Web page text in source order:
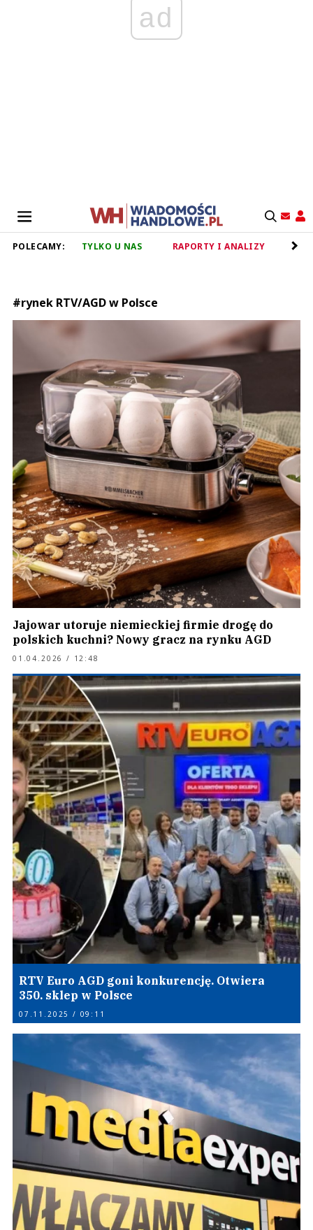
ad
POLECAMY: TYLKO U NAS RAPORTY I ANALIZY
#rynek RTV/AGD w Polsce
Jajowar utoruje niemieckiej firmie drogę do
polskich kuchni? Nowy gracz na rynku AGD
01.04.2026 / 12:48
RTV Euro AGD goni konkurencję. Otwiera
350. sklep w Polsce
07.11.2025 / 09:11